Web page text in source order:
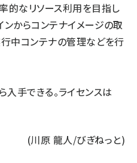
的なリソース利用を目指し
ンからコンテナイメージの取
行中コンテナの管理などを行
入手できる。ライセンスは
(川原 龍人/びぎねっと)